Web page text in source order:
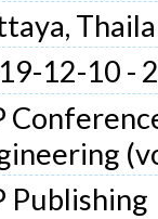
12-10 -
Publishing